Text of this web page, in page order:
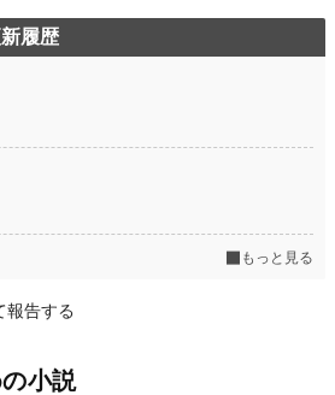
履歴
もっと見る
報告する
小説